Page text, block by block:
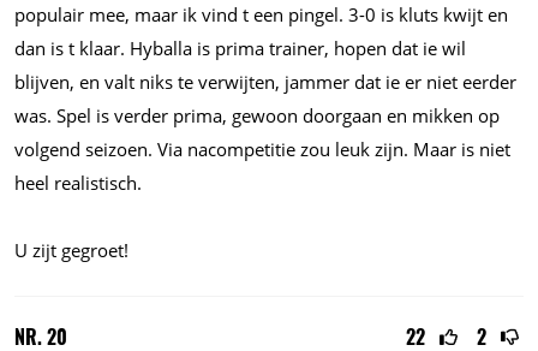
populair mee, maar ik vind t een pingel. 3-0 is kluts kwijt en
dan is t klaar. Hyballa is prima trainer, hopen dat ie wil
blijven, en valt niks te verwijten, jammer dat ie er niet eerder
was. Spel is verder prima, gewoon doorgaan en mikken op
volgend seizoen. Via nacompetitie zou leuk zijn. Maar is niet
heel realistisch.
U zijt gegroet!
22 2
NR. 20